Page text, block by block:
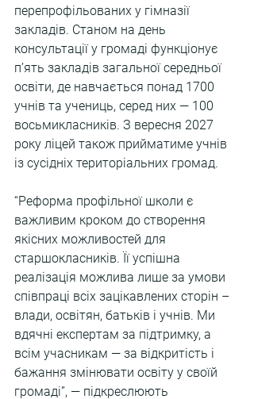
перепрофільованих у гімназії
закладів. Станом на день
консультації у громаді функціонує
п’ять закладів загальної середньої
освіти, де навчається понад 1700
учнів та учениць, серед них — 100
восьмикласників. З вересня 2027
року ліцей також прийматиме учнів
із сусідніх територіальних громад.
“Реформа профільної школи є
важливим кроком до створення
якісних можливостей для
старшокласників. Її успішна
реалізація можлива лише за умови
співпраці всіх зацікавлених сторін –
влади, освітян, батьків і учнів. Ми
вдячні експертам за підтримку, а
всім учасникам — за відкритість і
бажання змінювати освіту у своїй
громаді”, — підкреслюють